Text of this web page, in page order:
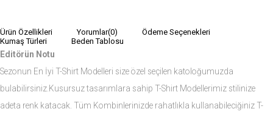
Ürün Özellikleri Yorumlar(0)
Ödeme Seçenekleri
Kumaş Türleri
Beden Tablosu
Editörün Notu
Sezonun En İyi T-Shirt Modelleri size özel seçilen katoloğumuzda
bulabilirsiniz.Kusursuz tasarımlara sahip T-Shirt Modellerimiz stilinize
adeta renk katacak. Tüm Kombinlerinizde rahatlıkla kullanabileciğiniz T-